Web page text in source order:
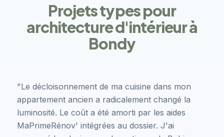
Projets types pour
architecture d'intérieur à
Bondy
"Le décloisonnement de ma cuisine dans mon
appartement ancien a radicalement changé la
luminosité. Le coût a été amorti par les aides
MaPrimeRénov' intégrées au dossier. J'ai